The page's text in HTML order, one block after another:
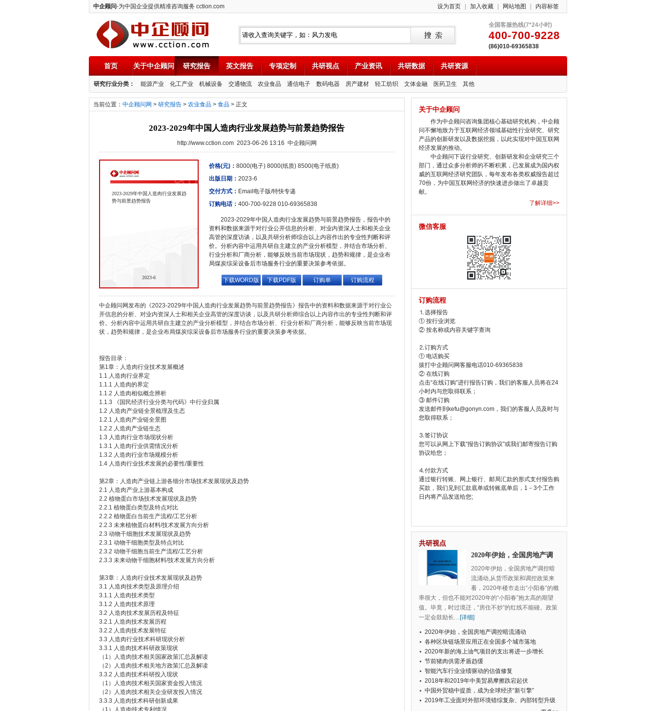
中企顾问-为中国企业提供精准咨询服务 cction.com 设为首页 加入收藏 网站地图 内容标签
中企顾问
全国客服热线(7*24小时)
400-700-9228
(86)010-69365838
首页 关于中企顾问 研究报告 英文报告 专项定制 共研视点 产业资讯 共研数据 共研资源
研究行业分类： 能源产业 化工产业 机械设备 交通物流 农业食品 通信电子 数码电器 房产建材 轻工纺织 文体金融 医药卫生 其他
当前位置： 中企顾问网 > 研究报告 > 农业食品 > 食品 > 正文
2023-2029年中国人造肉行业发展趋势与前景趋势报告
http://www.cction.com 2023-06-26 13:16 中企顾问网
2023-2029年中国人造肉行业发展趋
势与前景趋势报告
2023-6
价格(元)： 8000(电子) 8000(纸质) 8500(电子纸质)
出版日期： 2023-6
交付方式： Email电子版/特快专递
订购电话： 400-700-9228 010-69365838
2023-2029年中国人造肉行业发展趋势与前景趋势报告，报告中的
资料和数据来源于对行业公开信息的分析、对业内资深人士和相关企业
高管的深度访谈，以及共研分析师综合以上内容作出的专业性判断和评
价。分析内容中运用共研自主建立的产业分析模型，并结合市场分析、
行业分析和厂商分析，能够反映当前市场现状，趋势和规律，是企业布
局煤炭综采设备后市场服务行业的重要决策参考依据。
下载WORD版 下载PDF版 订购单 订购流程
中企顾问网发布的《2023-2029年中国人造肉行业发展趋势与前景趋势报告》报告中的资料和数据来源于对行业公
开信息的分析、对业内资深人士和相关企业高管的深度访谈，以及共研分析师综合以上内容作出的专业性判断和评
价。分析内容中运用共研自主建立的产业分析模型，并结合市场分析、行业分析和厂商分析，能够反映当前市场现
状，趋势和规律，是企业布局煤炭综采设备后市场服务行业的重要决策参考依据。
报告目录：
第1章：人造肉行业技术发展概述
1.1 人造肉行业界定
1.1.1 人造肉的界定
1.1.2 人造肉相似概念辨析
1.1.3 《国民经济行业分类与代码》中行业归属
1.2 人造肉产业链全景梳理及生态
1.2.1 人造肉产业链全景图
1.2.2 人造肉产业链生态
1.3 人造肉行业市场现状分析
1.3.1 人造肉行业供需情况分析
1.3.2 人造肉行业市场规模分析
1.4 人造肉行业技术发展的必要性/重要性
第2章：人造肉产业链上游各细分市场技术发展现状及趋势
2.1 人造肉产业上游基本构成
2.2 植物蛋白市场技术发展现状及趋势
2.2.1 植物蛋白类型及特点对比
2.2.2 植物蛋白当前生产流程/工艺分析
2.2.3 未来植物蛋白材料/技术发展方向分析
2.3 动物干细胞技术发展现状及趋势
2.3.1 动物干细胞类型及特点对比
2.3.2 动物干细胞当前生产流程/工艺分析
2.3.3 未来动物干细胞材料/技术发展方向分析
第3章：人造肉行业技术发展现状及趋势
3.1 人造肉技术类型及原理介绍
3.1.1 人造肉技术类型
3.1.2 人造肉技术原理
3.2 人造肉技术发展历程及特征
3.2.1 人造肉技术发展历程
3.2.2 人造肉技术发展特征
3.3 人造肉行业技术科研现状分析
3.3.1 人造肉技术科研政策现状
（1）人造肉技术相关国家政策汇总及解读
（2）人造肉技术相关地方政策汇总及解读
3.3.2 人造肉技术科研投入现状
（1）人造肉技术相关国家资金投入情况
（2）人造肉技术相关企业研发投入情况
3.3.3 人造肉技术科研创新成果
（1）人造肉技术专利情况
关于中企顾问
作为中企顾问咨询集团核心基础研究机构，中企顾
问不懈地致力于互联网经济领域基础性行业研究、研究
产品的创新研发以及数据挖掘，以此实现对中国互联网
经济发展的推动。
中企顾问下设行业研究、创新研发和企业研究三个
部门，通过众多分析师的不断积累，已发展成为国内权
威的互联网经济研究团队，每年发布各类权威报告超过
70份，为中国互联网经济的快速进步做出了卓越贡
献。
了解详细>>
微信客服
订购流程
⒈选择报告
① 按行业浏览
② 按名称或内容关键字查询
⒉订购方式
① 电话购买
拔打中企顾问网客服电话010-69365838
② 在线订购
点击“在线订购”进行报告订购，我们的客服人员将在24
小时内与您取得联系；
③ 邮件订购
发送邮件到kefu@gonyn.com，我们的客服人员及时与
您取得联系；
⒊签订协议
您可以从网上下载“报告订购协议”或我们邮寄报告订购
协议给您；
⒋付款方式
通过银行转账、网上银行、邮局汇款的形式支付报告购
买款，我们见到汇款底单或转账底单后，1－3个工作
日内将产品发送给您;
共研视点
2020年伊始，全国房地产调
控暗流涌动
2020年伊始，全国房地产调控暗
流涌动,从货币政策和调控政策来
看，2020年楼市走出“小阳春”的概
率很大，但也不能对2020年的“小阳春”抱太高的期望
值。毕竟，时过境迁，“房住不炒”的红线不能碰。政策
一定会鼓励长…[详细]
2020年伊始，全国房地产调控暗流涌动
各种区块链场景应用正在全国多个城市落地
2020年新的海上油气项目的支出将进一步增长
节前猪肉供需矛盾趋缓
智能汽车行业业绩驱动的估值修复
2018年和2019年中美贸易摩擦跌宕起伏
中国外贸稳中提质，成为全球经济“新引擎”
2019年工业面对外部环境错综复杂、内部转型升级